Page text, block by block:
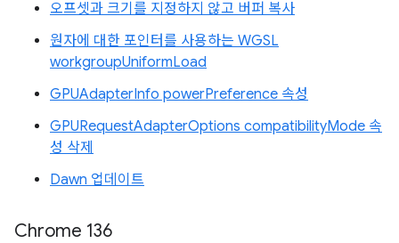
오프셋과 크기를 지정하지 않고 버퍼 복사
원자에 대한 포인터를 사용하는 WGSL
workgroupUniformLoad
GPUAdapterInfo powerPreference 속성
GPURequestAdapterOptions compatibilityMode 속
성 삭제
Dawn 업데이트
Chrome 136